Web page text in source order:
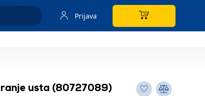
Prijava
usta (80727089)